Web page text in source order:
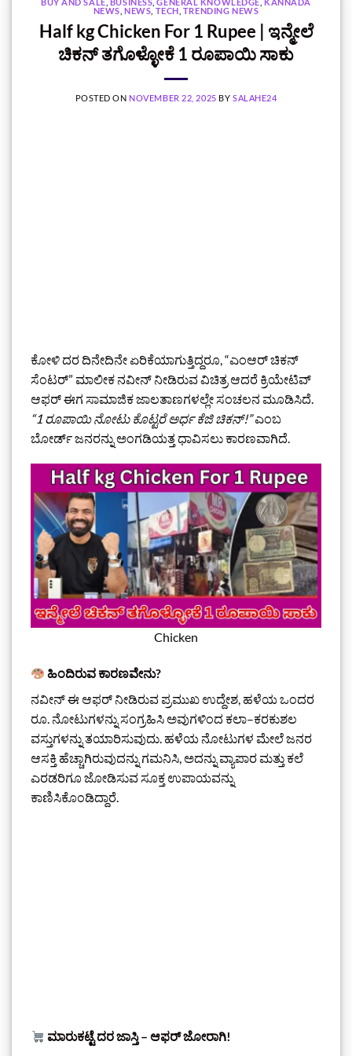
NEWS ,NEWS,TECH TRENDING NEWS
Half kg Chicken For 1 Rupee | ಇನ್ಮೇಲೆ
ಚಿಕನ್‌ ತಗೊಳ್ಳೋಕೆ 1 ರೂಪಾಯಿ ಸಾಕು
POSTED ON NOVEMBER 22, 2025 BY SALAHE24
ಕೋಳಿ ದರ ದಿನೇದಿನೇ ಏರಿಕೆಯಾಗುತ್ತಿದ್ದರೂ, “ಎಂಆರ್ ಚಿಕನ್
ಸೆಂಟರ್” ಮಾಲೀಕ ನವೀನ್ ನೀಡಿರುವ ವಿಚಿತ್ರ ಆದರೆ ಕ್ರಿಯೇಟಿವ್
ಆಫರ್ ಈಗ ಸಾಮಾಜಿಕ ಜಾಲತಾಣಗಳಲ್ಲೇ ಸಂಚಲನ ಮೂಡಿಸಿದೆ.
“1 ರೂಪಾಯಿ ನೋಟು ಕೊಟ್ಟರೆ ಅರ್ಧ ಕೆಜಿ ಚಿಕನ್!”ಎಂಬ
ಬೋರ್ಡ್ ಜನರನ್ನು ಅಂಗಡಿಯತ್ತ ಧಾವಿಸಲು ಕಾರಣವಾಗಿದೆ.
Chicken
ಹಿಂದಿರುವ ಕಾರಣವೇನು?
ನವೀನ್ ಈ ಆಫರ್ ನೀಡಿರುವ ಪ್ರಮುಖ ಉದ್ದೇಶ, ಹಳೆಯ ಒಂದರ
ರೂ. ನೋಟುಗಳನ್ನು ಸಂಗ್ರಹಿಸಿ ಅವುಗಳಿಂದ ಕಲಾ–ಕರಕುಶಲ
ವಸ್ತುಗಳನ್ನು ತಯಾರಿಸುವುದು. ಹಳೆಯ ನೋಟುಗಳ ಮೇಲೆ ಜನರ
ಆಸಕ್ತಿ ಹೆಚ್ಚಾಗಿರುವುದನ್ನು ಗಮನಿಸಿ, ಅದನ್ನು ವ್ಯಾಪಾರ ಮತ್ತು ಕಲೆ
ಎರಡರಿಗೂ ಜೋಡಿಸುವ ಸೂಕ್ತ ಉಪಾಯವನ್ನು
ಕಾಣಿಸಿಕೊಂಡಿದ್ದಾರೆ.
ಮಾರುಕಟ್ಟೆ ದರ ಜಾಸ್ತಿ – ಆಫರ್ ಜೋರಾಗಿ!